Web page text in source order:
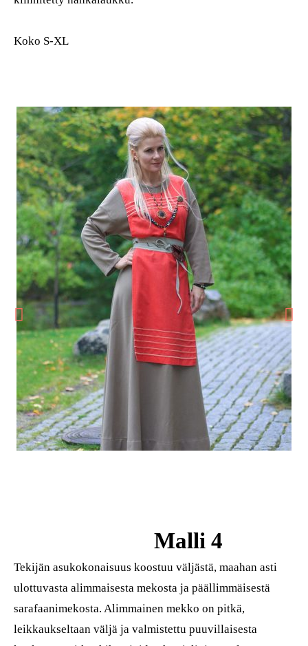
Koko S-XL
Malli 4
Tekijän asukokonaisuus koostuu väljästä, maahan asti
ulottuvasta alimmaisesta mekosta ja päällimmäisestä
sarafaanimekosta. Alimmainen mekko on pitkä,
leikkaukseltaan väljä ja valmistettu puuvillaisesta